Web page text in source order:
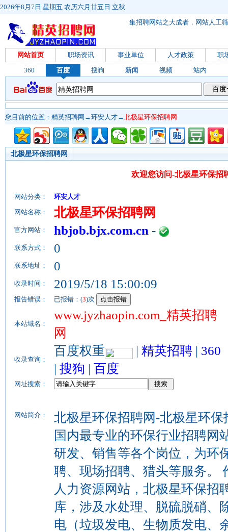
2026年8月7日 星期五 农历六月廿五日 立秋
集招聘网站之大成者，网站人工
网站首页 职场资讯 事业单位 人才政策
职
360
百度 搜狗 新闻 视频 站内
您目前的位置： 精英招聘网 →环安人才→北极星环保招聘网
北极星环保招聘网
欢迎您访问-北极星环保招
网站分类：
环安人才
网站名称：
北极星环保招聘网
官方网站： hbjob.bjx.com.cn -
联系方式： 0
联系地址： 0
收录时间： 2019/5/18 15:00:09
报告错误： 已报错：(3)次
本站域名：
www.jyzhaopin.com_精英招聘
网
收录查询：
百度权重 | 精英招聘 | 360
| 搜狗 | 百度
网址搜索：
网站简介：
北极星环保招聘网-北极星环保
国内最专业的环保行业招聘网
研发、销售等各个岗位，为环
聘、现场招聘、猎头等服务。
人力资源网站，北极星环保招
库，涉及水处理、脱硫脱硝、
电（垃圾发电、生物质发电、